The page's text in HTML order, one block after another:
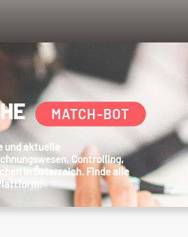
MATCH-BOT
und aktuelle
Controlling,
in Österreich. Finde alle